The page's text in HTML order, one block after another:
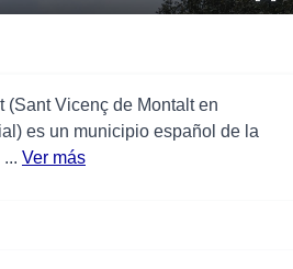
(Sant Vicenç de Montalt en
es un municipio español de la
Ver más